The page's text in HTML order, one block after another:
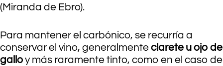
(Miranda de Ebro).
Para mantener el carbónico, se recurría a
conservar el vino, generalmenteclarete u ojo de
galloy más raramente tinto, como en el caso de